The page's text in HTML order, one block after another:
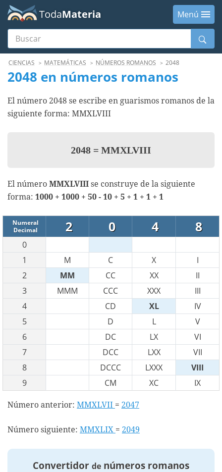
TodaMateria
Menú
Buscar
MenúCIENCIAS MATEMÁTICAS NÚMEROS ROMANOS 2048
2048 en números romanos
El número 2048 se escribe en guarismos romanos de la
siguiente forma: MMXLVIII
2048 = MMXLVIII
El número MMXLVIII se construye de la siguiente
forma: 1000 + 1000 + 50 - 10 + 5 + 1 + 1 + 1
Numeral
Decimal
2 0 4 8
0
1
M C X
I
2
MM CC XX
II
3
MMM CCC XXX
III
4
CD XL
IV
5
D L
V
6
DC LX
VI
7
DCC LXX
VII
8
DCCC LXXX
VIII
9
CM XC IX
Número anterior: MMXLVII = 2047
Número siguiente: MMXLIX = 2049
Convertidor de números romanos